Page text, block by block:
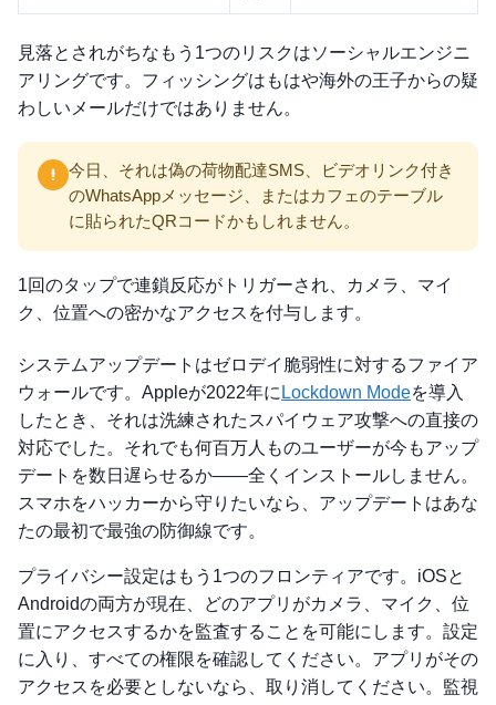
見落とされがちなもう1つのリスクはソーシャルエンジニ
アリングです。フィッシングはもはや海外の王子からの疑
わしいメールだけではありません。
今日、それは偽の荷物配達SMS、ビデオリンク付き
のWhatsAppメッセージ、またはカフェのテーブル
に貼られたQRコードかもしれません。
1回のタップで連鎖反応がトリガーされ、カメラ、マイ
ク、位置への密かなアクセスを付与します。
システムアップデートはゼロデイ脆弱性に対するファイア
ウォールです。Appleが2022年に Lockdown Modeを導入
したとき、それは洗練されたスパイウェア攻撃への直接の
対応でした。それでも何百万人ものユーザーが今もアップ
デートを数日遅らせるか——全くインストールしません。
スマホをハッカーから守りたいなら、アップデートはあな
たの最初で最強の防御線です。
プライバシー設定はもう1つのフロンティアです。iOSと
Androidの両方が現在、どのアプリがカメラ、マイク、位
置にアクセスするかを監査することを可能にします。設定
に入り、すべての権限を確認してください。アプリがその
アクセスを必要としないなら、取り消してください。監視